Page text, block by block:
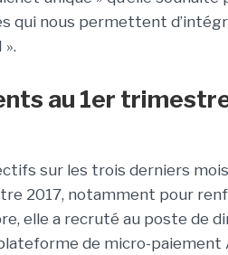
qui nous permettent
».
au 1er
sur les trois derniers mois
2017, notamment pour
elle a recruté au poste de
de micro-paiement